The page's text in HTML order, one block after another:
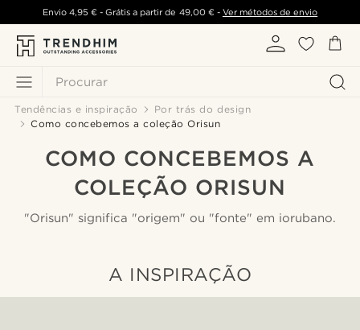
Procurar
Envio 4,95 €- Grátis a partir de 49,00 €- Ver métodos de envio
Tendências e inspiração
Por trás do design
Como concebemos a coleção Orisun
COMO CONCEBEMOS A
COLEÇÃO ORISUN
"Orisun" significa "origem" ou "fonte" em iorubano.
A INSPIRAÇÃO